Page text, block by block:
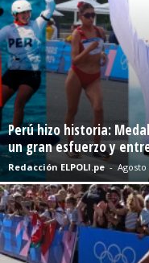
Perú hizo historia:
un gran esfuerzo y
Redacción ELPOLI.pe - Agosto